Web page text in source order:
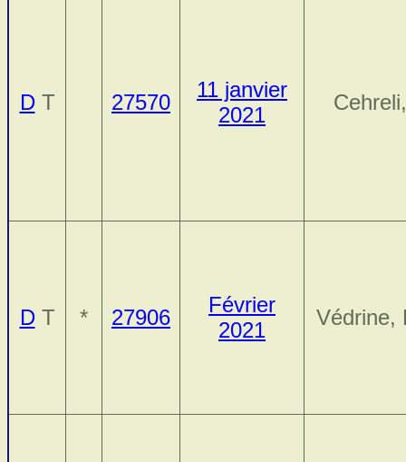
DT 27570
11 janvier
2021
DT * 27906
Février
2021
Védrine,